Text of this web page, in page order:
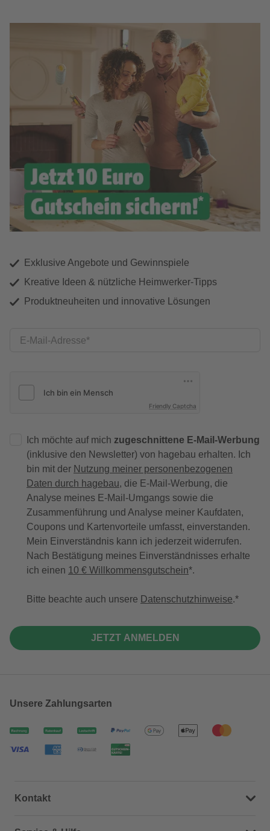
Exklusive Angebote und Gewinnspiele
Kreative Ideen & nützliche Heimwerker-Tipps
Produktneuheiten und innovative Lösungen
E-Mail-Adresse
Friendly Captcha
Ich möchte auf mich zugeschnittene E-Mail-Werbung
(inklusive den Newsletter) von hagebau erhalten. Ich
bin mit der Nutzung meiner personenbezogenen
Daten durch hagebau, die E-Mail-Werbung, die
Analyse meines E-Mail-Umgangs sowie die
Zusammenführung und Analyse meiner Kaufdaten,
Coupons und Kartenvorteile umfasst, einverstanden.
Mein Einverständnis kann ich jederzeit widerrufen.
Nach Bestätigung meines Einverständnisses erhalte
ich einen 10 € Willkommensgutschein*.
Bitte beachte auch unsere Datenschutzhinweise.
JETZT ANMELDEN
Unsere Zahlungsarten
Kontakt